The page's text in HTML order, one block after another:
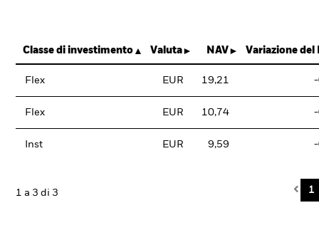
Classe di investimento Valuta NAV Variazione del
Flex EUR 19,21
Flex EUR 10,74
Inst EUR 9,59
1 a 3 di 3 1